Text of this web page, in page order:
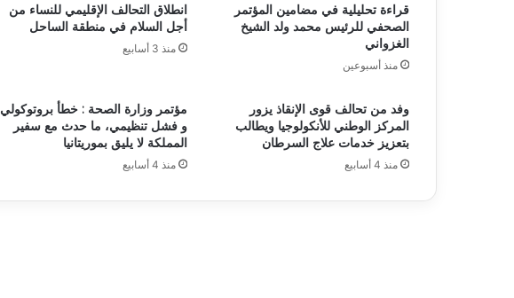
قراءة تحليلية في مضامين المؤتمر
الصحفي للرئيس محمد ولد الشيخ
الغزواني
منذ أسبوعين
انطلاق التحالف الإقليمي للنساء من
أجل السلام في منطقة الساحل
منذ 3 أسابيع
وفد من تحالف قوى الإنقاذ يزور
المركز الوطني للأنكولوجيا ويطالب
بتعزيز خدمات علاج السرطان
منذ 4 أسابيع
مؤتمر وزارة الصحة : خطأ بروتوكولي
و فشل تنظيمي، ما حدث مع سفير
المملكة لا يليق بموريتانيا
منذ 4 أسابيع